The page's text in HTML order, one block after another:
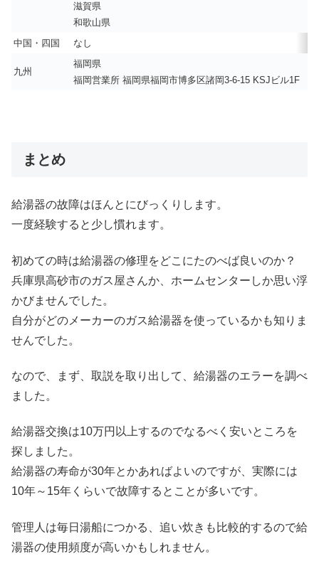
滋賀県
和歌山県
中国・四国
なし
九州
福岡県
福岡営業所 福岡県福岡市博多区諸岡3-6-15 KSJビル1F
まとめ
給湯器の故障はほんとにびっくりします。
一度経験すると少し慣れます。
初めての時は給湯器の修理をどこにたのべば良いのか？
兵庫県高砂市のガス屋さんか、ホームセンターしか思い浮
かびませんでした。
自分がどのメーカーのガス給湯器を使っているかも知りま
せんでした。
なので、まず、取説を取り出して、給湯器のエラーを調べ
ました。
給湯器交換は10万円以上するのでなるべく安いところを
探しました。
給湯器の寿命が30年とかあればよいのですが、実際には
10年～15年くらいで故障するとことが多いです。
管理人は毎日湯船につかる、追い炊きも比較的するので給
湯器の使用頻度が高いかもしれません。